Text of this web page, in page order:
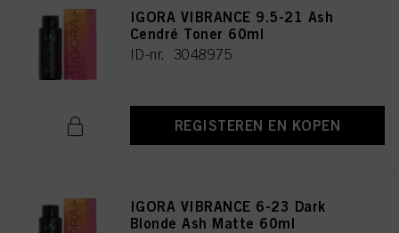
IGORA VIBRANCE 9.5-21 Ash
Cendré Toner 60ml
ID-nr. 3048975
REGISTEREN EN KOPEN
IGORA VIBRANCE 6-23 Dark
Blonde Ash Matte 60ml